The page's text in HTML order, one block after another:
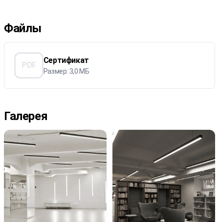
Файлы
PDF
Сертификат
Размер: 3,0 МБ
Галерея